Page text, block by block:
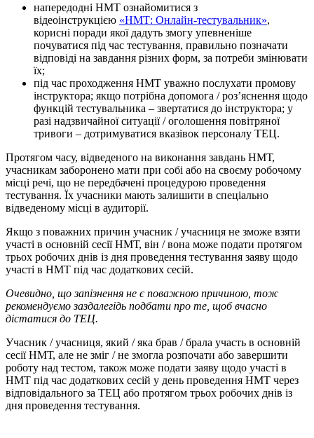
напередодні НМТ ознайомитися з
відеоінструкцією «НМТ: Онлайн-тестувальник»,
корисні поради якої дадуть змогу упевненіше
почуватися під час тестування, правильно позначати
відповіді на завдання різних форм, за потреби змінювати
їх;
під час проходження НМТ уважно послухати промову
інструктора; якщо потрібна допомога / роз’яснення щодо
функцій тестувальника ‒ звертатися до інструктора; у
разі надзвичайної ситуації / оголошення повітряної
тривоги ‒ дотримуватися вказівок персоналу ТЕЦ.
Протягом часу, відведеного на виконання завдань НМТ,
учасникам заборонено мати при собі або на своєму робочому
місці речі, що не передбачені процедурою проведення
тестування. Їх учасники мають залишити в спеціально
відведеному місці в аудиторії.
Якщо з поважних причин учасник / учасниця не зможе взяти
участі в основній сесії НМТ, він / вона може подати протягом
трьох робочих днів із дня проведення тестування заяву щодо
участі в НМТ під час додаткових сесій.
Очевидно, що запізнення не є поважною причиною, тож
рекомендуємо заздалегідь подбати про те, щоб вчасно
дістатися до ТЕЦ.
Учасник / учасниця, який / яка брав / брала участь в основній
сесії НМТ, але не зміг / не змогла розпочати або завершити
роботу над тестом, також може подати заяву щодо участі в
НМТ під час додаткових сесій у день проведення НМТ через
відповідального за ТЕЦ або протягом трьох робочих днів із
дня проведення тестування.